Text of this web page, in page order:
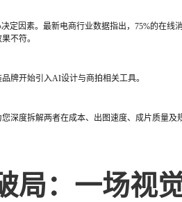
定因素。最新电商行业数据指出，75%的在线
不符。
牌开始引入AI设计与商拍相关工具。
深度拆解两者在成本、出图速度、成片质量及
局：一场视